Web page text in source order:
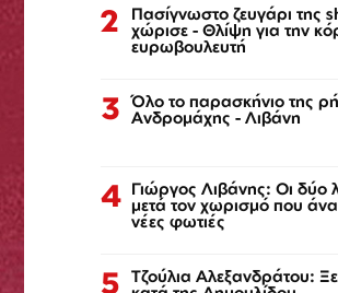
2 Πασίγνωστο ζευγάρι της
χώρισε - Θλίψη για την
ευρωβουλευτή
3 Όλο το παρασκήνιο της
Ανδρομάχης - Λιβάνη
4 Γιώργος Λιβάνης: Οι δύο
μετά τον χωρισμό που
νέες φωτιές
5 Τζούλια Αλεξανδράτου: